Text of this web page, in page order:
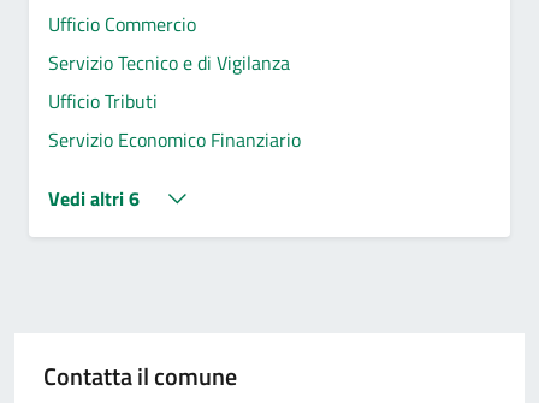
Ufficio Commercio
Servizio Tecnico e di Vigilanza
Ufficio Tributi
Servizio Economico Finanziario
Vedi altri 6
Contatta il comune